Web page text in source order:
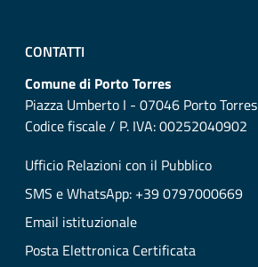
CONTATTI
Comune di Porto Torres
Piazza Umberto I - 07046 Porto Torres
Codice fiscale / P. IVA: 00252040902
Ufficio Relazioni con il Pubblico
SMS e WhatsApp: +39 0797000669
Email istituzionale
Posta Elettronica Certificata